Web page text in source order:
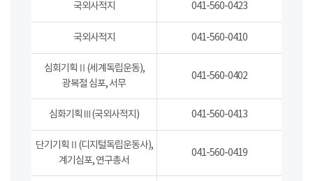
국외사적지 041-560-0423
국외사적지 041-560-0410
심회기획Ⅱ(세계독립운동),
광복절 심포, 서무
041-560-0402
심화기획Ⅲ(국외사적지) 041-560-0413
단기기획Ⅱ(디지털독립운동사),
계기심포, 연구총서
041-560-0419